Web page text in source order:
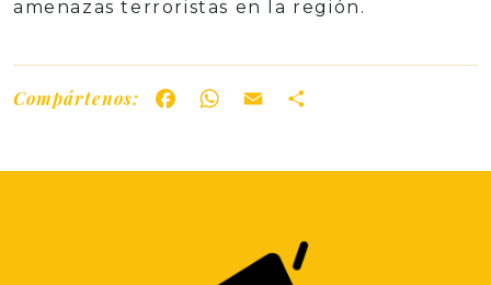
amenazas terroristas en la región.
Compártenos: FacebookWhatsApp
Email